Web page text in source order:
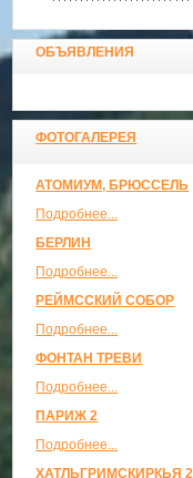
ОБЪЯВЛЕНИЯ
ФОТОГАЛЕРЕЯ
АТОМИУМ, БРЮССЕЛЬ
Подробнее...
БЕРЛИН
Подробнее...
РЕЙМССКИЙ СОБОР
Подробнее...
ФОНТАН ТРЕВИ
Подробнее...
ПАРИЖ 2
Подробнее...
ХАТЛЬГРИМСКИРКЬЯ 2